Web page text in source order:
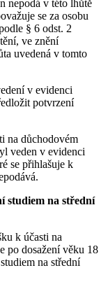
nepodá v této lhůtě
se za osobu
§ 6 odst. 2
ve znění
uvedená v tomto
v evidenci
potvrzení
na důchodovém
veden v evidenci
se přihlašuje k
studiem na střední
k účasti na
po dosažení věku 18
na střední